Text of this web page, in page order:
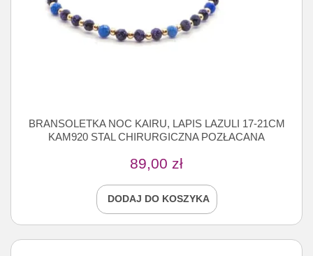
BRANSOLETKA NOC KAIRU, LAPIS LAZULI 17-21CM
KAM920 STAL CHIRURGICZNA POZŁACANA
89,00 zł
DODAJ DO KOSZYKA